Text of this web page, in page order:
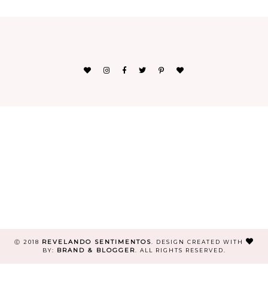
Ⓒ 2018 REVELANDO SENTIMENTOS
DESIGN CREATED WITH
BY:
BRAND & BLOGGER . ALL RIGHTS RESERVED.